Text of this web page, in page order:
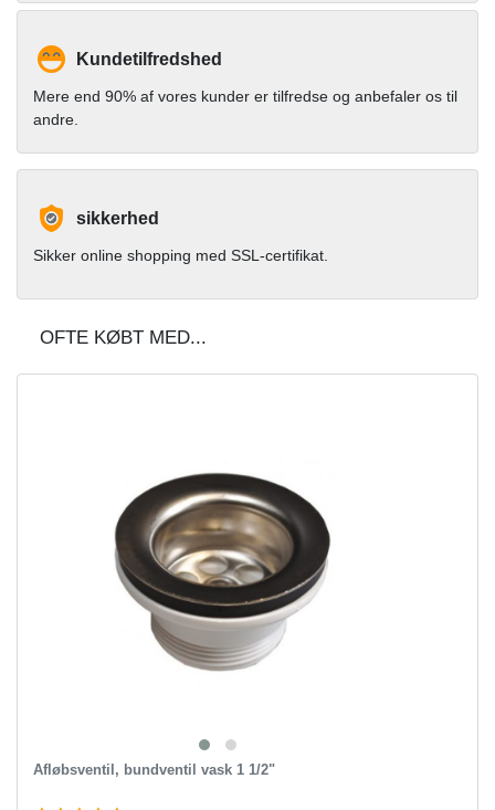
Kundetilfredshed
Mere end 90% af vores kunder er tilfredse og anbefaler os til
andre.
sikkerhed
Sikker online shopping med SSL-certifikat.
OFTE KØBT MED...
Afløbsventil, bundventil vask 1 1/2"